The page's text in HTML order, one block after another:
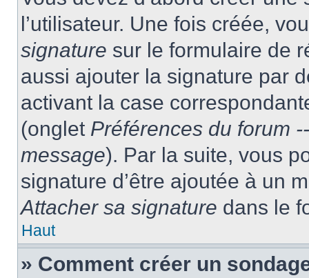
l’utilisateur. Une fois créée,
signature sur le formulaire de
aussi ajouter la signature par
activant la case
(onglet Préférences du forum
message). Par la suite, vous
signature d’être ajoutée à un
Attacher sa signature dans le
Haut
» Comment créer un